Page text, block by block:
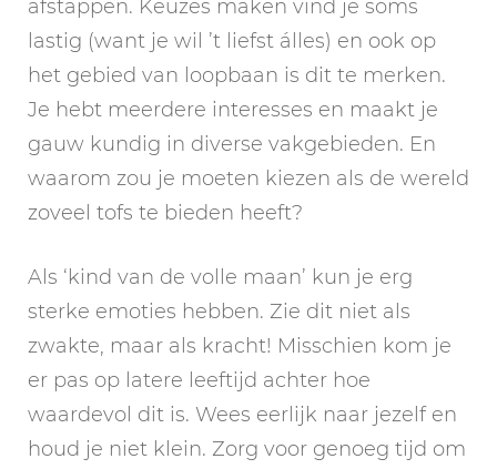
afstappen. Keuzes maken vind je soms
lastig (want je wil ’t liefst álles) en ook op
het gebied van loopbaan is dit te merken.
Je hebt meerdere interesses en maakt je
gauw kundig in diverse vakgebieden. En
waarom zou je moeten kiezen als de wereld
zoveel tofs te bieden heeft?
Als ‘kind van de volle maan’ kun je erg
sterke emoties hebben. Zie dit niet als
zwakte, maar als kracht! Misschien kom je
er pas op latere leeftijd achter hoe
waardevol dit is. Wees eerlijk naar jezelf en
houd je niet klein. Zorg voor genoeg tijd om